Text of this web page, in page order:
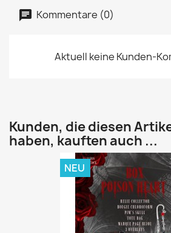
Kommentare (0)
Aktuell keine Kunden-
Kunden, die diesen
haben, kauften auch ...
NEU